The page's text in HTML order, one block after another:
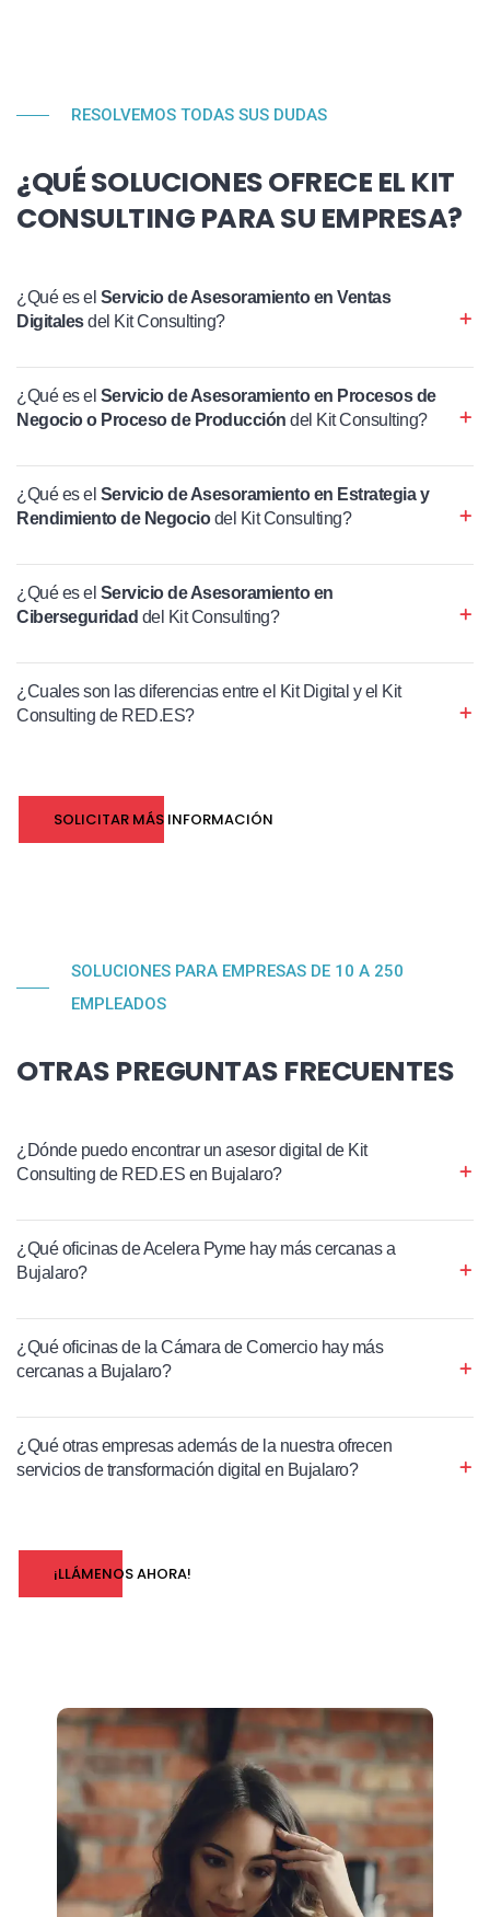
RESOLVEMOS TODAS SUS DUDAS
¿QUÉ SOLUCIONES OFRECE EL KIT
CONSULTING PARA SU EMPRESA?
¿Qué es el Servicio de Asesoramiento en Ventas
Digitalesdel Kit Consulting?
¿Qué es el Servicio de Asesoramiento en Procesos de
Negocio o Proceso de Producción del Kit Consulting?
¿Qué es el Servicio de Asesoramiento en Estrategia y
Rendimiento de Negociodel Kit Consulting?
¿Qué es el Servicio de Asesoramiento en
Ciberseguridad del Kit Consulting?
¿Cuales son las diferencias entre el Kit Digital y el Kit
Consulting de RED.ES?
SOLICITAR MÁS INFORMACIÓN
SOLUCIONES PARA EMPRESAS DE 10 A 250
EMPLEADOS
OTRAS PREGUNTAS FRECUENTES
¿Dónde puedo encontrar un asesor digital de Kit
Consulting de RED.ES en Bujalaro?
¿Qué oficinas de Acelera Pyme hay más cercanas a
Bujalaro?
¿Qué oficinas de la Cámara de Comercio hay más
cercanas a Bujalaro?
¿Qué otras empresas además de la nuestra ofrecen
servicios de transformación digital en Bujalaro?
¡LLÁMENOS AHORA!